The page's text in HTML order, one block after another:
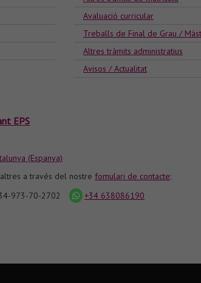
Avaluació curricular
Treballs de Final de Grau /
Altres tràmits administratius
Avisos / Actualitat
EPS
(Espanya)
a través del nostre fomulari de contacte:
973-70-2702
icona
whatsapp
+34 638086190